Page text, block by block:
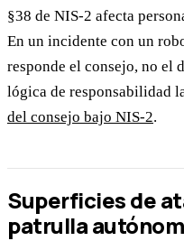
§38 de NIS-2 afecta
En un incidente con un
responde el consejo, no el
lógica de responsabilidad
del consejo bajo NIS-2.
Superficies de
patrulla